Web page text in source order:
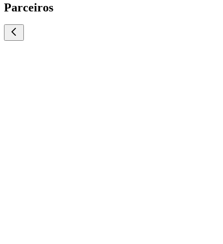
Parceiros